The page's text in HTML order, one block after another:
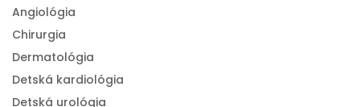
Angiológia
Chirurgia
Dermatológia
Detská kardiológia
Detská urológia